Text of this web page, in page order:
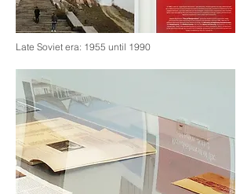
Late Soviet era: 1955 until 1990